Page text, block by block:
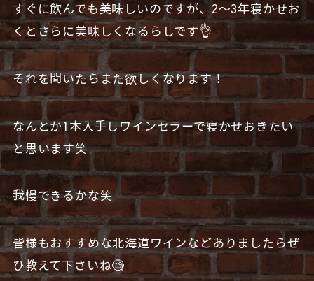
すぐに飲んでも美味しいのですが、2〜3年寝かせお
くとさらに美味しくなるらしです👌
それを聞いたらまた欲しくなります！
なんとか1本入手しワインセラーで寝かせおきたい
と思います笑
我慢できるかな笑
皆様もおすすめな北海道ワインなどありましたらぜ
ひ教えて下さいね🧐